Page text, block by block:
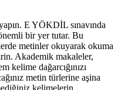
E YÖKDİL sınavında
bir yer tutar. Bu
metinler okuyarak okuma
Akademik makaleler,
kelime dağarcığınızı
metin türlerine aşina
kelimelerin